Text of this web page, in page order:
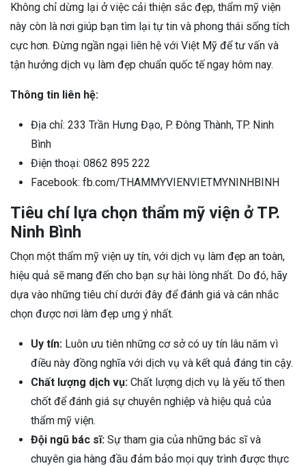
Không chỉ dừng lại ở việc cải thiện sắc đẹp, thẩm mỹ viện
này còn là nơi giúp bạn tìm lại tự tin và phong thái sống tích
cực hơn. Đừng ngần ngại liên hệ với Việt Mỹ để tư vấn và
tận hưởng dịch vụ làm đẹp chuẩn quốc tế ngay hôm nay.
Thông tin liên hệ:
Địa chỉ: 233 Trần Hưng Đạo, P. Đông Thành, TP. Ninh
Bình
Điện thoại: 0862 895 222
Facebook: fb.com/THAMMYVIENVIETMYNINHBINH
Tiêu chí lựa chọn thẩm mỹ viện ở TP.
Ninh Bình
Chọn một thẩm mỹ viện uy tín, với dịch vụ làm đẹp an toàn,
hiệu quả sẽ mang đến cho bạn sự hài lòng nhất. Do đó, hãy
dựa vào những tiêu chí dưới đây để đánh giá và cân nhắc
chọn được nơi làm đẹp ưng ý nhất.
Uy tín: Luôn ưu tiên những cơ sở có uy tín lâu năm vì
điều này đồng nghĩa với dịch vụ và kết quả đáng tin cậy.
Chất lượng dịch vụ: Chất lượng dịch vụ là yếu tố then
chốt để đánh giá sự chuyên nghiệp và hiệu quả của
thẩm mỹ viện.
Đội ngũ bác sĩ: Sự tham gia của những bác sĩ và
chuyên gia hàng đầu đảm bảo mọi quy trình được thực